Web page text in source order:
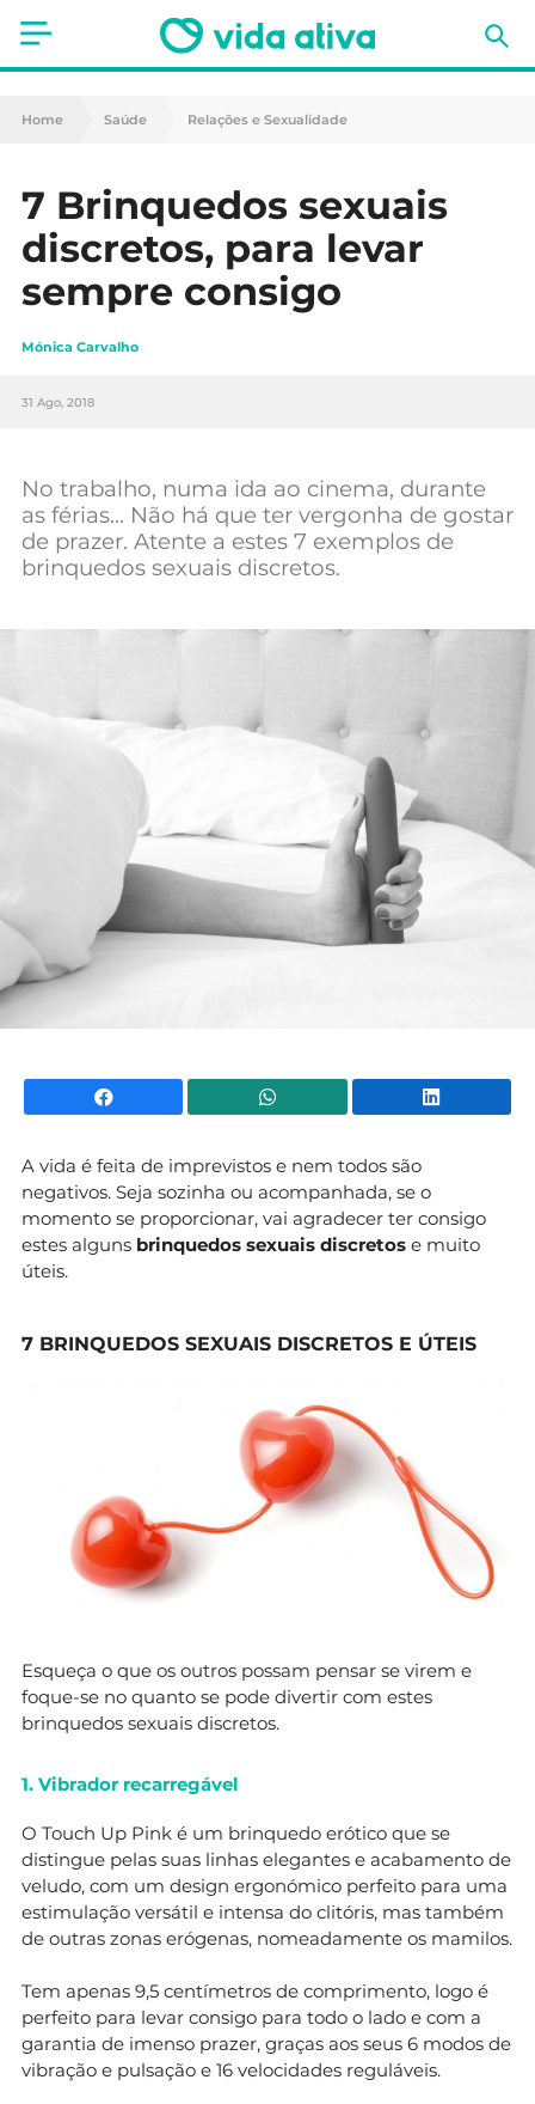
Saúde
Nutrição
Receitas
Fitness
Mães e Bebés
Home Saúde Relações e Sexualidade
7 Brinquedos sexuais
discretos, para levar
sempre consigo
Mónica Carvalho
31 Ago, 2018
No trabalho, numa ida ao cinema, durante
as férias… Não há que ter vergonha de gostar
de prazer. Atente a estes 7 exemplos de
brinquedos sexuais discretos.
Facebook WhatsApp
A vida é feita de imprevistos e nem todos são
negativos. Seja sozinha ou acompanhada, se o
momento se proporcionar, vai agradecer ter consigo
estes alguns brinquedos sexuais discretos e muito
úteis.
7 BRINQUEDOS SEXUAIS DISCRETOS E ÚTEIS
Esqueça o que os outros possam pensar se virem e
foque-se no quanto se pode divertir com estes
brinquedos sexuais discretos.
1. Vibrador recarregável
O Touch Up Pink é um brinquedo erótico que se
distingue pelas suas linhas elegantes e acabamento de
veludo, com um design ergonómico perfeito para uma
estimulação versátil e intensa do clitóris, mas também
de outras zonas erógenas, nomeadamente os mamilos.
Tem apenas 9,5 centímetros de comprimento, logo é
perfeito para levar consigo para todo o lado e com a
garantia de imenso prazer, graças aos seus 6 modos de
vibração e pulsação e 16 velocidades reguláveis.